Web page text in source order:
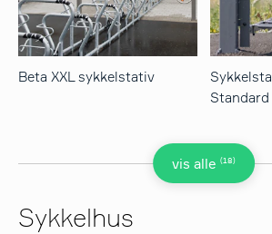
vis alle (18)
Beta XXL sykkelstativ
Standard
Sykkelhus